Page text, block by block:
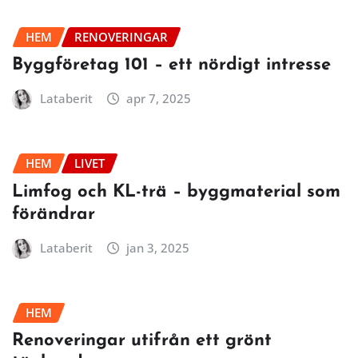
HEM RENOVERINGAR
Byggföretag 101 – ett nördigt intresse
Lataberit apr 7, 2025
HEM LIVET
Limfog och KL-trä – byggmaterial som
förändrar
Lataberit jan 3, 2025
HEM
Renoveringar utifrån ett grönt